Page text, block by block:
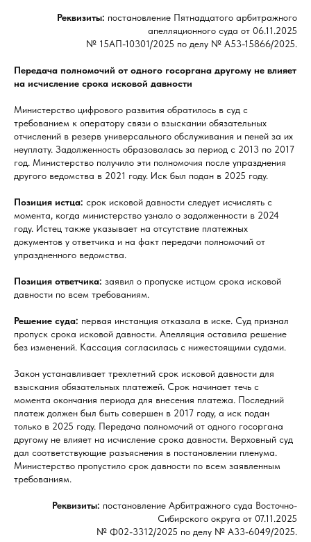
Реквизиты: постановление Пятнадцатого арбитражного
апелляционного суда от 06.11.2025
№ 15АП-10301/2025 по делу № А53-15866/2025.
Передача полномочий от одного госоргана другому не влияет
на исчисление срока исковой давности
Министерство цифрового развития обратилось в суд с
требованием к оператору связи о взыскании обязательных
отчислений в резерв универсального обслуживания и пеней за их
неуплату. Задолженность образовалась за период с 2013 по 2017
год. Министерство получило эти полномочия после упразднения
другого ведомства в 2021 году. Иск был подан в 2025 году.
Позиция истца: срок исковой давности следует исчислять с
момента, когда министерство узнало о задолженности в 2024
году. Истец также указывает на отсутствие платежных
документов у ответчика и на факт передачи полномочий от
упраздненного ведомства.
Позиция ответчика: заявил о пропуске истцом срока исковой
давности по всем требованиям.
Решение суда: первая инстанция отказала в иске. Суд признал
пропуск срока исковой давности. Апелляция оставила решение
без изменений. Кассация согласилась с нижестоящими судами.
Закон устанавливает трехлетний срок исковой давности для
взыскания обязательных платежей. Срок начинает течь с
момента окончания периода для внесения платежа. Последний
платеж должен был быть совершен в 2017 году, а иск подан
только в 2025 году. Передача полномочий от одного госоргана
другому не влияет на исчисление срока давности. Верховный суд
дал соответствующие разъяснения в постановлении пленума.
Министерство пропустило срок давности по всем заявленным
требованиям.
Реквизиты: постановление Арбитражного суда Восточно-
Сибирского округа от 07.11.2025
№ Ф02-3312/2025 по делу № А33-6049/2025.